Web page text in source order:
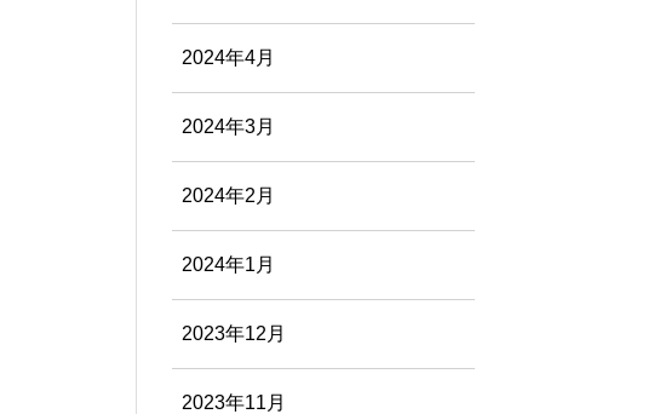
2024年4月
2024年3月
2024年2月
2024年1月
2023年12月
2023年11月